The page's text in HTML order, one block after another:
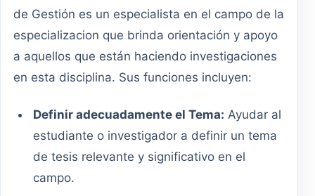
de Gestión es un especialista en el campo de la
especializacion que brinda orientación y apoyo
a aquellos que están haciendo investigaciones
en esta disciplina. Sus funciones incluyen:
Definir adecuadamente el Tema: Ayudar al
estudiante o investigador a definir un tema
de tesis relevante y significativo en el
campo.